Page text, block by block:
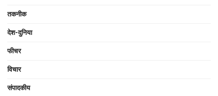
तकनीक
देश-दुनिया
फीचर
विचार
संपादकीय